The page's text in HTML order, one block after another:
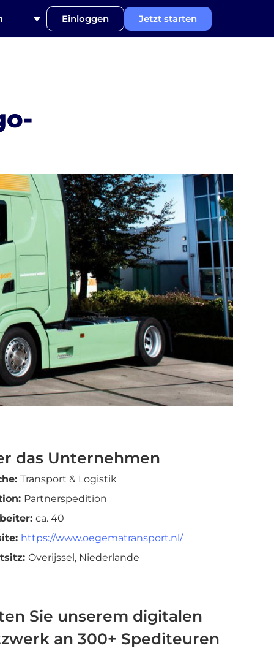
Einloggen Jetzt starten
das Unternehmen
Transport & Logistik
Partnerspedition
ca. 40
https://www.oegematransport.nl/
Overijssel, Niederlande
Sie unserem digitalen
an 300+ Spediteuren